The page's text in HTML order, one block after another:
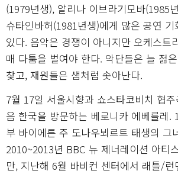
(1979년생), 알리나 이브라기모바(1985
슈타인바허(1981년생)에게 많은 공연
있다. 음악은 경쟁이 아니지만 오케스트
매 다툼을 벌여야 한다. 악단들은 늘 젊
찾고, 재원들은 샘처럼 솟아난다.
7월 17일 서울시향과 쇼스타코비치 협
음 한국을 방문하는 베로니카 에베를레.
부 바이에른 주 도나우뵈르트 태생의 그
2010~2013년 BBC 뉴 제너레이션 아티
만, 지난해 6월 바비컨 센터에서 래틀/런